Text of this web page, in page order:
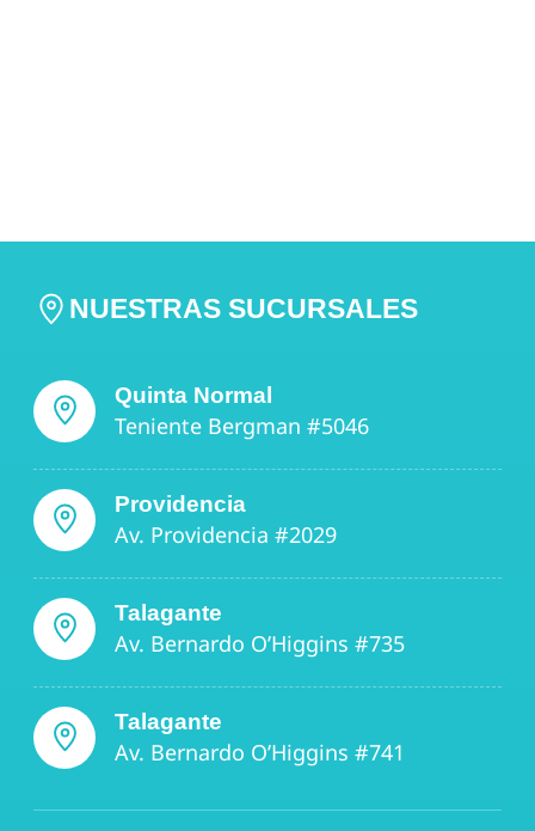
NUESTRAS SUCURSALES
Quinta Normal
Teniente Bergman #5046
Providencia
Av. Providencia #2029
Talagante
Av. Bernardo O’Higgins #735
Talagante
Av. Bernardo O’Higgins #741